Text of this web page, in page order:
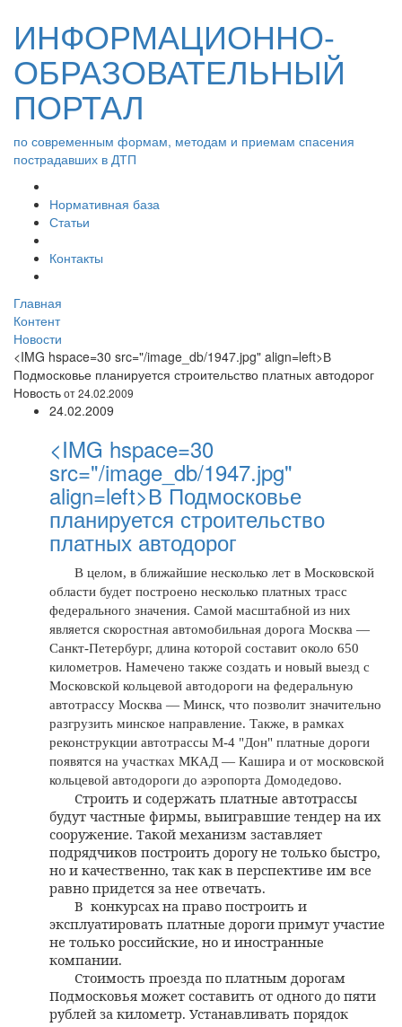
ИНФОРМАЦИОННО-
ОБРАЗОВАТЕЛЬНЫЙ
ПОРТАЛ
по современным формам, методам и приемам спасения
пострадавших в ДТП
Нормативная база
Статьи
Контакты
Главная
Контент
Новости
<IMG hspace=30 src="/image_db/1947.jpg" align=left>В
Подмосковье планируется строительство платных автодорог
Новостьот 24.02.2009
24.02.2009
<IMG hspace=30
src="/image_db/1947.jpg"
align=left>В Подмосковье
планируется строительство
платных автодорог
В целом, в ближайшие несколько лет в Московской
области будет построено несколько платных трасс
федерального значения. Самой масштабной из них
является скоростная автомобильная дорога Москва —
Санкт-Петербург, длина которой составит около 650
километров. Намечено также создать и новый выезд с
Московской кольцевой автодороги на федеральную
автотрассу Москва — Минск, что позволит значительно
разгрузить минское направление. Также, в рамках
реконструкции автотрассы М-4 "Дон" платные дороги
появятся на участках МКАД — Кашира и от московской
кольцевой автодороги до аэропорта Домодедово.
Строить и содержать платные автотрассы
будут частные фирмы, выигравшие тендер на их
сооружение. Такой механизм заставляет
подрядчиков построить дорогу не только быстро,
но и качественно, так как в перспективе им все
равно придется за нее отвечать.
В конкурсах на право построить и
эксплуатировать платные дороги примут участие
не только российские, но и иностранные
компании.
Стоимость проезда по платным дорогам
Подмосковья может составить от одного до пяти
рублей за километр. Устанавливать порядок